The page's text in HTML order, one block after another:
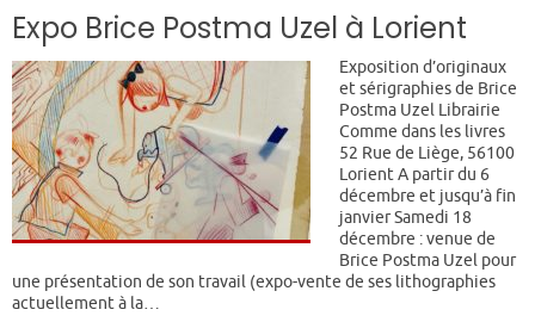
Expo Brice Postma Uzel à Lorient
Exposition d’originaux
et sérigraphies de Brice
Postma Uzel Librairie
Comme dans les livres
52 Rue de Liège, 56100
Lorient A partir du 6
décembre et jusqu’à fin
janvier Samedi 18
décembre : venue de
Brice Postma Uzel pour
une présentation de son travail (expo-vente de ses lithographies
actuellement à la…